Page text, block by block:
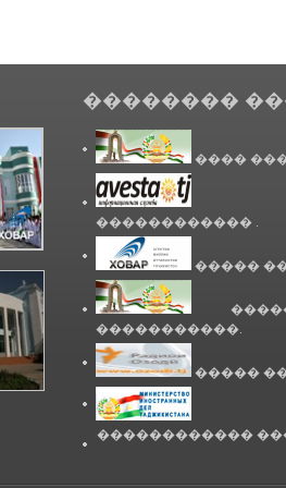
��������
����
������������ .
�����
�����������.
�����
������������